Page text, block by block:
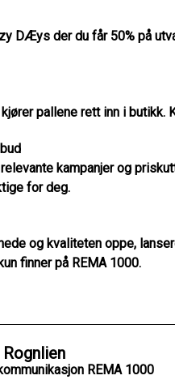
DÆys der du får 50% på
pallene rett inn i butikk.
kampanjer og
for deg.
og kvaliteten oppe,
finner på REMA 1000.
REMA 1000